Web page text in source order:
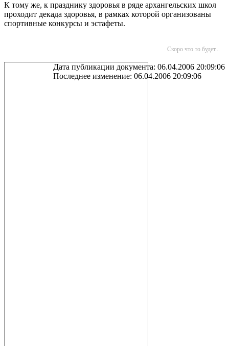
К тому же, к празднику здоровья в ряде архангельских школ
проходит декада здоровья, в рамках которой организованы
спортивные конкурсы и эстафеты.
Скоро что то будет...
Дата публикации документа: 06.04.2006 20:09:06
Последнее изменение: 06.04.2006 20:09:06